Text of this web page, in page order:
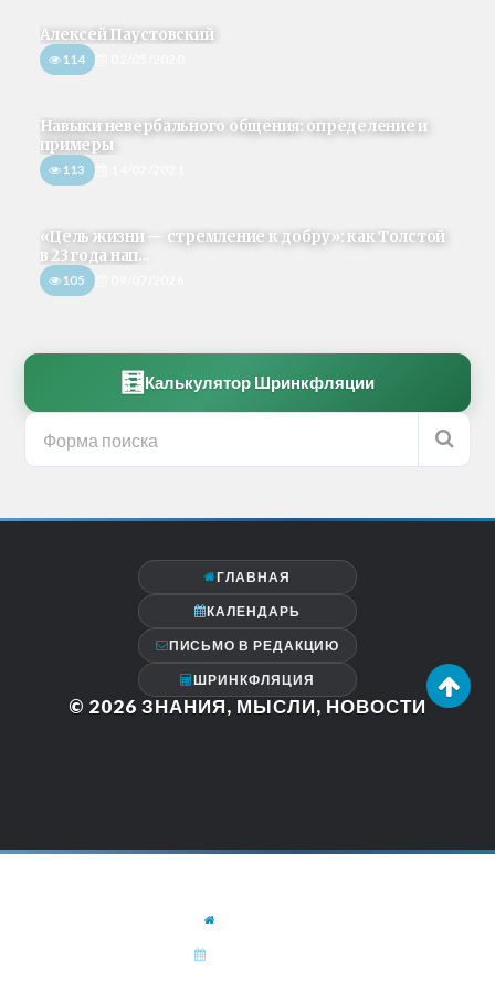
Алексей Паустовский
114
Навыки невербального общения: определение и
примеры
113
«Цель жизни — стремление к добру»: как Толстой
в 23 года нап...
105
🧮 Калькулятор Шринкфляции
ГЛАВНАЯ
КАЛЕНДАРЬ
ПИСЬМО В РЕДАКЦИЮ
ШРИНКФЛЯЦИЯ
© 2026 ЗНАНИЯ, МЫСЛИ, НОВОСТИ